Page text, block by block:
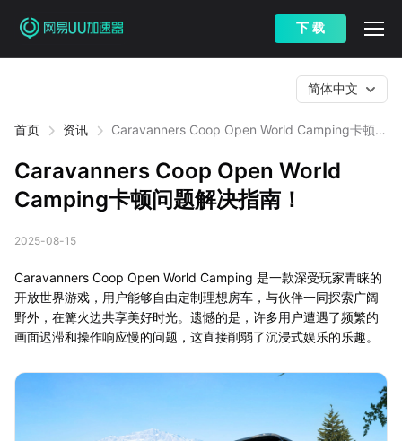
下 载
首页 资讯
Caravanners Coop Open World Camping卡顿问
简体中文
Caravanners Coop Open World
Camping卡顿问题解决指南！
2025-08-15
Caravanners Coop Open World Camping 是一款深受玩家青睐的
开放世界游戏，用户能够自由定制理想房车，与伙伴一同探索广阔
野外，在篝火边共享美好时光。遗憾的是，许多用户遭遇了频繁的
画面迟滞和操作响应慢的问题，这直接削弱了沉浸式娱乐的乐趣。